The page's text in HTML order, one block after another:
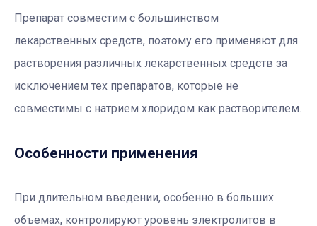
Препарат совместим с большинством
лекарственных средств, поэтому его применяют для
растворения различных лекарственных средств за
исключением тех препаратов, которые не
совместимы с натрием хлоридом как растворителем.
Особенности применения
При длительном введении, особенно в больших
объемах, контролируют уровень электролитов в